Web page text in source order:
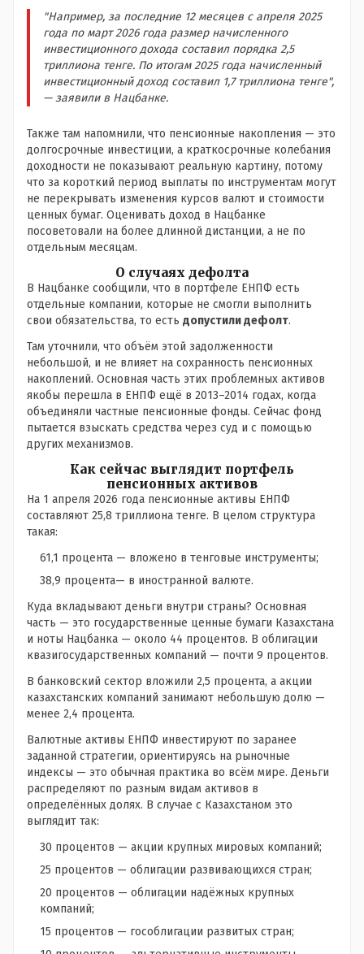
"Например, за последние 12 месяцев с апреля 2025
года по март 2026 года размер начисленного
инвестиционного дохода составил порядка 2,5
триллиона тенге. По итогам 2025 года начисленный
инвестиционный доход составил 1,7 триллиона тенге",
— заявили в Нацбанке.
Также там напомнили, что пенсионные накопления — это
долгосрочные инвестиции, а краткосрочные колебания
доходности не показывают реальную картину, потому
что за короткий период выплаты по инструментам могут
не перекрывать изменения курсов валют и стоимости
ценных бумаг. Оценивать доход в Нацбанке
посоветовали на более длинной дистанции, а не по
отдельным месяцам.
О случаях дефолта
В Нацбанке сообщили, что в портфеле ЕНПФ есть
отдельные компании, которые не смогли выполнить
свои обязательства, то есть допустили дефолт.
Там уточнили, что объём этой задолженности
небольшой, и не влияет на сохранность пенсионных
накоплений. Основная часть этих проблемных активов
якобы перешла в ЕНПФ ещё в 2013–2014 годах, когда
объединяли частные пенсионные фонды. Сейчас фонд
пытается взыскать средства через суд и с помощью
других механизмов.
Как сейчас выглядит портфель
пенсионных активов
На 1 апреля 2026 года пенсионные активы ЕНПФ
составляют 25,8 триллиона тенге. В целом структура
такая:
61,1 процента — вложено в тенговые инструменты;
38,9 процента— в иностранной валюте.
Куда вкладывают деньги внутри страны? Основная
часть — это государственные ценные бумаги Казахстана
и ноты Нацбанка — около 44 процентов. В облигации
квазигосударственных компаний — почти 9 процентов.
В банковский сектор вложили 2,5 процента, а акции
казахстанских компаний занимают небольшую долю —
менее 2,4 процента.
Валютные активы ЕНПФ инвестируют по заранее
заданной стратегии, ориентируясь на рыночные
индексы — это обычная практика во всём мире. Деньги
распределяют по разным видам активов в
определённых долях. В случае с Казахстаном это
выглядит так:
30 процентов — акции крупных мировых компаний;
25 процентов — облигации развивающихся стран;
20 процентов — облигации надёжных крупных
компаний;
15 процентов — гособлигации развитых стран;